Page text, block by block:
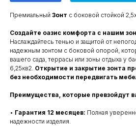
Премиальный Зонт с боковой стойкой
Создайте оазис комфорта с нашим
Наслаждайтесь тенью и защитой от
надежным зонтом с боковой опорой,
вашего сада, террасы или зоны отдыха у
6,25кв2. Открытие и закрытие зонта
без необходимости передвигать
Преимущества, которые превзойдут
• Гарантия 12 месяцев: Полная
надежности изделия.